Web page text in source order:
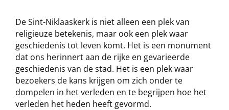
De Sint-Niklaaskerk is niet alleen een plek van
religieuze betekenis, maar ook een plek waar
geschiedenis tot leven komt. Het is een monument
dat ons herinnert aan de rijke en gevarieerde
geschiedenis van de stad. Het is een plek waar
bezoekers de kans krijgen om zich onder te
dompelen in het verleden en te begrijpen hoe het
verleden het heden heeft gevormd.